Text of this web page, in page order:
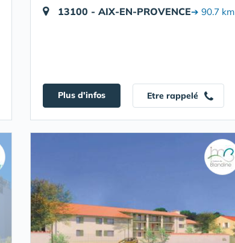
13100 - AIX-EN-PROVENCE➔ 90.7 km
Plus d'infos Etre rappelé